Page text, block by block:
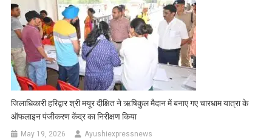
जिलाधिकारी हरिद्वार श्री मयूर दीक्षित ने ऋषिकुल मैदान में बनाए गए चारधाम यात्रा के
ऑफलाइन पंजीकरण केंद्र का निरीक्षण किया
May 19, 2026 Ayushiexpressnews